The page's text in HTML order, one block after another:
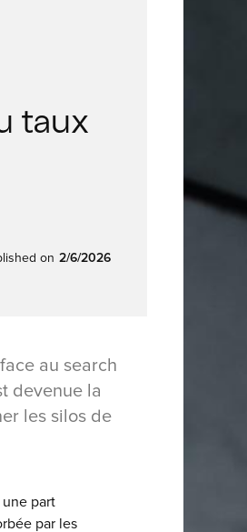
taux
on 2/6/2026
au search
devenue la
les silos de
une part
par les